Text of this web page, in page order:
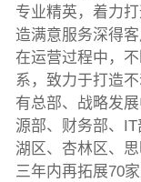
专业精英，着力
造满意服务深得
在运营过程中，
系，致力于打造
有总部、战略发
源部、财务部、
湖区、杏林区、
三年内再拓展70